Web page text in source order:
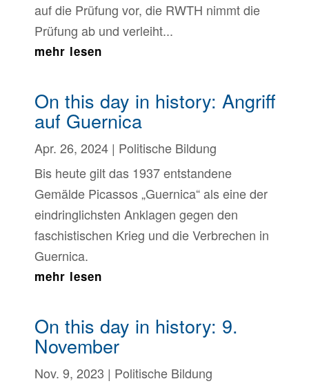
auf die Prüfung vor, die RWTH nimmt die
Prüfung ab und verleiht...
mehr lesen
On this day in history: Angriff
auf Guernica
Apr. 26, 2024| Politische Bildung
Bis heute gilt das 1937 entstandene
Gemälde Picassos „Guernica“ als eine der
eindringlichsten Anklagen gegen den
faschistischen Krieg und die Verbrechen in
Guernica.
mehr lesen
On this day in history: 9.
November
Nov. 9, 2023 | Politische Bildung